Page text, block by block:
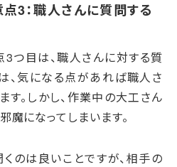
3：職人さんに質問する
つ目は、職人さんに対する質
、気になる点があれば職人さ
す。しかし、作業中の大工さん
になってしまいます。
のは良いことですが、相手の